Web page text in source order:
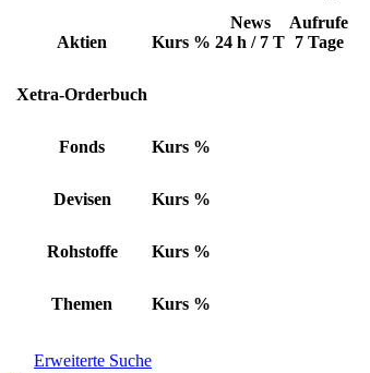
Aktien Kurs %
News
24 h / 7 T
Aufrufe
7 Tage
Xetra-Orderbuch
Fonds Kurs %
Devisen Kurs %
Rohstoffe Kurs %
Themen Kurs %
Erweiterte Suche